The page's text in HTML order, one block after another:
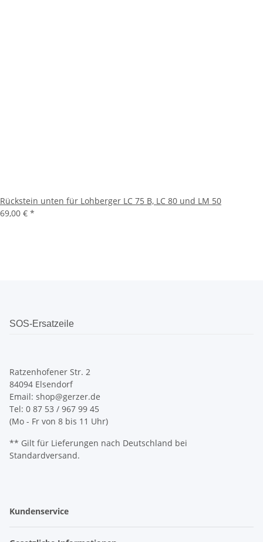
Rückstein unten für Lohberger LC 75 B, LC 80 und LM 50
69,00 € *
SOS-Ersatzeile
Ratzenhofener Str. 2
84094 Elsendorf
Email: shop@gerzer.de
Tel: 0 87 53 / 967 99 45
(Mo - Fr von 8 bis 11 Uhr)
** Gilt für Lieferungen nach Deutschland bei
Standardversand.
Kundenservice